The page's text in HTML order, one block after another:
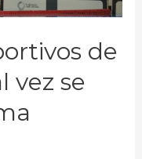
de
vez se